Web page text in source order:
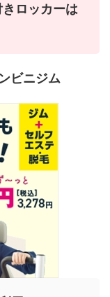
ロッカーは
ビニジム